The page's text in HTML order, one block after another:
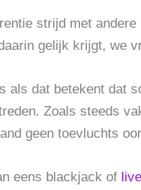
strijd met
gelijk krijgt, we
dat betekent dat
Zoals steeds
geen toevluchts
eens blackjack of